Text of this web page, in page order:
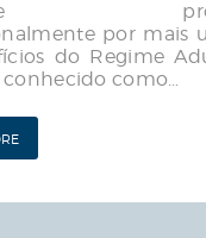
por mais
do Regime
conhecido como…